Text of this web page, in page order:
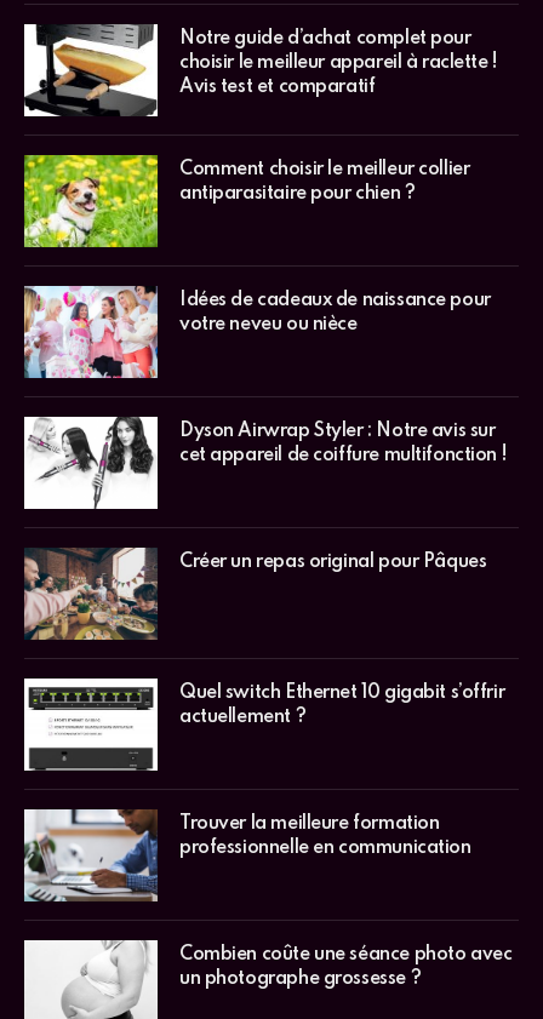
Notre guide d’achat complet pour
choisir le meilleur appareil à raclette !
Avis test et comparatif
Comment choisir le meilleur collier
antiparasitaire pour chien ?
Idées de cadeaux de naissance pour
votre neveu ou nièce
Dyson Airwrap Styler : Notre avis sur
cet appareil de coiffure multifonction !
Créer un repas original pour Pâques
Quel switch Ethernet 10 gigabit s’offrir
actuellement ?
Trouver la meilleure formation
professionnelle en communication
Combien coûte une séance photo avec
un photographe grossesse ?